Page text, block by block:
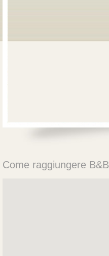
Come raggiungere B&B